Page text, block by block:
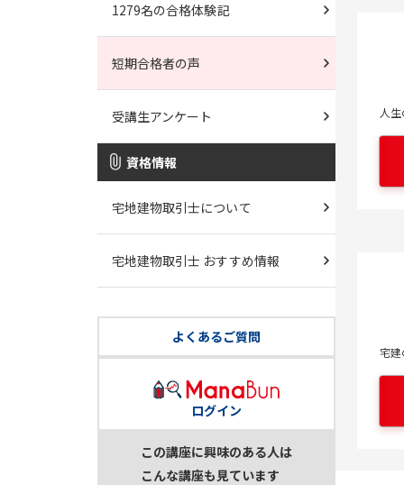
人
宅
1279名の合格体験記
短期合格者の声
受講生アンケート
資格情報
宅地建物取引士について
宅地建物取引士 おすすめ情報
よくあるご質問
ログイン
この講座に興味のある人は
こんな講座も見ています